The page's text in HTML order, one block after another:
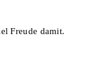
Freude damit.